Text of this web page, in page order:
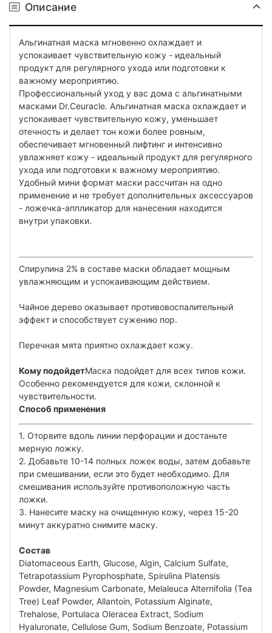
Описание
Альгинатная маска мгновенно охлаждает и
успокаивает чувствительную кожу - идеальный
продукт для регулярного ухода или подготовки к
важному мероприятию.
Профессиональный уход у вас дома с альгинатными
масками Dr.Ceuracle. Альгинатная маска охлаждает и
успокаивает чувствительную кожу, уменьшает
отечность и делает тон кожи более ровным,
обеспечивает мгновенный лифтинг и интенсивно
увлажняет кожу - идеальный продукт для регулярного
ухода или подготовки к важному мероприятию.
Удобный мини формат маски рассчитан на одно
применение и не требует дополнительных аксессуаров
- ложечка-аппликатор для нанесения находится
внутри упаковки.
Спирулина 2% в составе маски обладает мощным
увлажняющим и успокаивающим действием.
Чайное дерево оказывает противовоспалительный
эффект и способствует сужению пор.
Перечная мята приятно охлаждает кожу.
Кому подойдетМаска подойдет для всех типов кожи.
Особенно рекомендуется для кожи, склонной к
чувствительности.
Способ применения
1. Оторвите вдоль линии перфорации и достаньте
мерную ложку.
2. Добавьте 10-14 полных ложек воды, затем добавьте
при смешивании, если это будет необходимо. Для
смешивания используйте противоположную часть
ложки.
3. Нанесите маску на очищенную кожу, через 15-20
минут аккуратно снимите маску.
Состав
Diatomaceous Earth, Glucose, Algin, Calcium Sulfate,
Tetrapotassium Pyrophosphate, Spirulina Platensis
Powder, Magnesium Carbonate, Melaleuca Alternifolia (Tea
Tree) Leaf Powder, Allantoin, Potassium Alginate,
Trehalose, Portulaca Oleracea Extract, Sodium
Hyaluronate, Cellulose Gum, Sodium Benzoate, Potassium